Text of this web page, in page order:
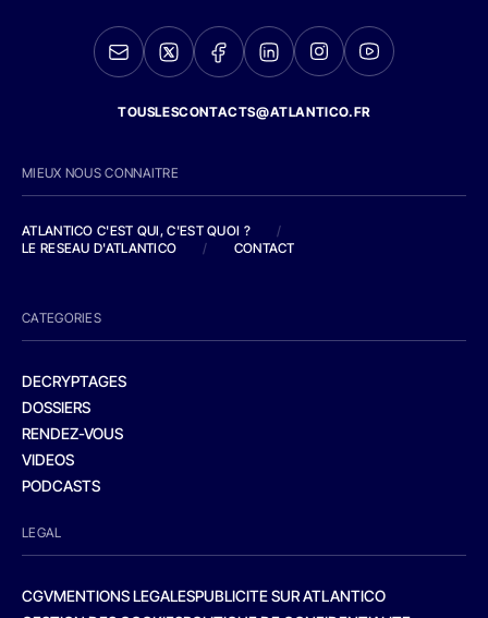
TOUSLESCONTACTS@ATLANTICO.FR
MIEUX NOUS CONNAITRE
ATLANTICO C'EST QUI, C'EST QUOI ?
/
LE RESEAU D'ATLANTICO
/ CONTACT
CATEGORIES
DECRYPTAGES
DOSSIERS
RENDEZ-VOUS
VIDEOS
PODCASTS
LEGAL
CGVMENTIONS LEGALESPUBLICITE SUR ATLANTICO